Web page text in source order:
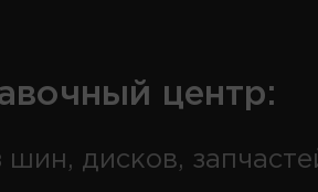
центр:
шин, дисков,